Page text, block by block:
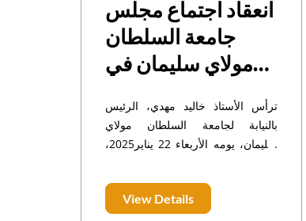
انعقاد اجتماع مجلس
جامعة السلطان
مولاي سليمان في
برسم الولاية
2024/2026
ترأس الأستاذ خاليد مهدي، الرئيس
بالنيابة لجامعة السلطان مولاي
سليمان، يومه الأربعاء 22 يناير2025،
الجامعة برسم الولاية 2024/2026،
بقاعة الاجتماعات بمقر رئاسة
View Details